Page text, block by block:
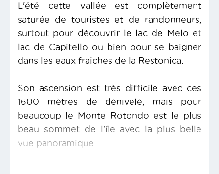
L'été cette vallée est complètement
saturée de touristes et de randonneurs,
surtout pour découvrir le lac de Melo et
lac de Capitello ou bien pour se baigner
dans les eaux fraiches de la Restonica.
Son ascension est très difficile avec ces
1600 mètres de dénivelé, mais pour
beaucoup le Monte Rotondo est le plus
beau sommet de l'île avec la plus belle
vue panoramique.